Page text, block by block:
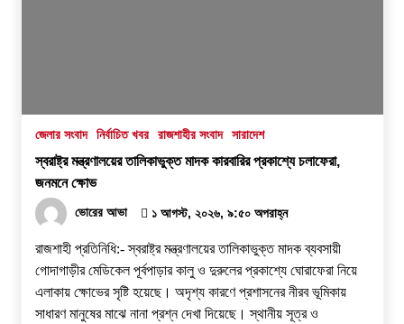
জেলার সংবাদ নির্বাচিত খবর রাজশাহীর সংবাদ সারাদেশ
স্বরাষ্ট্র মন্ত্রণালয়ের তালিকাভুক্ত মাদক কারবারির প্রকাশ্যে চলাফেরা,
জনমনে ক্ষোভ
ভোরের আভা ১ আগস্ট, ২০২৬, ৯:৫০ অপরাহ্ন
রাজশাহী প্রতিনিধি:- স্বরাষ্ট্র মন্ত্রণালয়ের তালিকাভুক্ত মাদক ব্যবসায়ী
গোদাগাড়ীর মেডিকেল পূর্বপাড়ার কালু ও দুরুলের প্রকাশ্যে ঘোরাফেরা নিয়ে
এলাকায় ক্ষোভের সৃষ্টি হয়েছে। অদৃশ্য কারণে প্রশাসনের নীরব ভূমিকায়
সাধারণ মানুষের মাঝে নানা প্রশ্ন দেখা দিয়েছে। স্থানীয় সূত্র ও